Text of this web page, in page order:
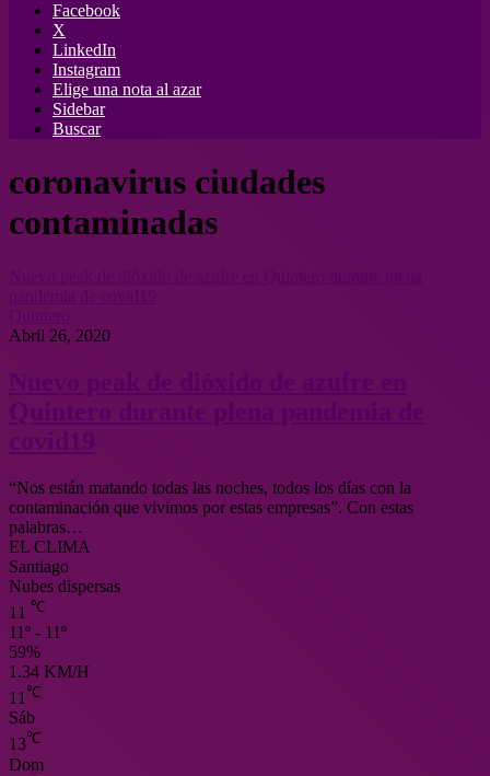
Facebook
X
LinkedIn
Instagram
Elige una nota al azar
Sidebar
Buscar
coronavirus ciudades
contaminadas
Abril 26, 2020
“Nos están matando todas las noches, todos los días con la
contaminación que vivimos por estas empresas”. Con estas
palabras…
EL CLIMA
Santiago
Nubes dispersas
11 ℃
11º - 11º
59%
1.34 KM/H
11 ℃
Sáb
13℃
Dom